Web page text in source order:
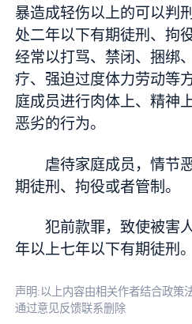
暴造成轻伤以上的可以判
处二年以下有期徒刑、拘
经常以打骂、禁闭、捆绑
疗、强迫过度体力劳动等
庭成员进行肉体上、精神
恶劣的行为。
虐待家庭成员，情节
期徒刑、拘役或者管制。
犯前款罪，致使被害
年以上七年以下有期徒刑。
声明:以上内容由相关作者结合政策
通过意见反馈联系删除